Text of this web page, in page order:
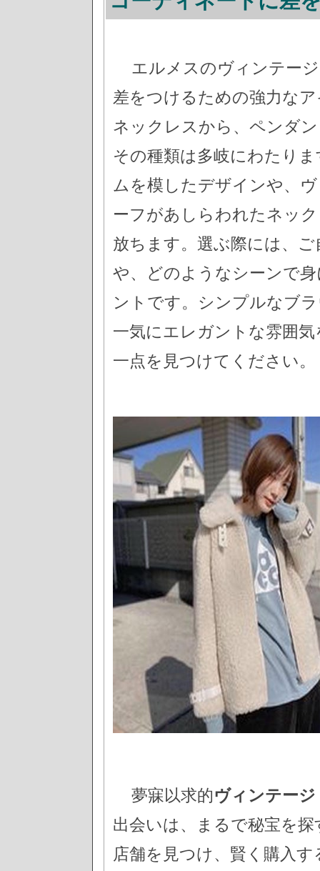
エルメスのヴィンテー
差をつけるための強力な
ネックレスから、ペンダ
その種類は多岐にわたり
ムを模したデザインや、
ーフがあしらわれたネッ
放ちます。選ぶ際には、
や、どのようなシーンで
ントです。シンプルなブ
一気にエレガントな雰囲
一点を見つけてください。
夢寐以求的ヴィンテー
出会いは、まるで秘宝を
店舗を見つけ、賢く購入